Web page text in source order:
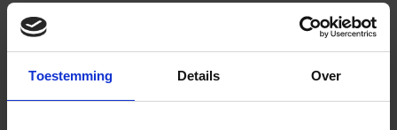
Toestemming Details Over